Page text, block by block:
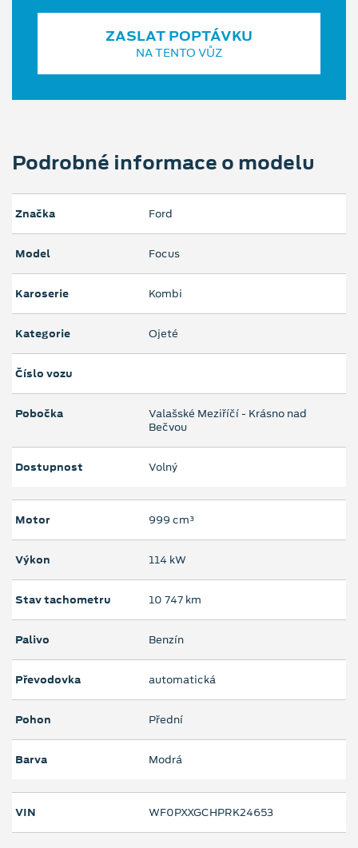
ZASLAT POPTÁVKU
NA TENTO VŮZ
Podrobné informace o modelu
Značka Ford
Model Focus
Karoserie Kombi
Kategorie Ojeté
Číslo vozu
Pobočka
Valašské Meziříčí - Krásno nad
Bečvou
Dostupnost Volný
Motor 999 cm³
Výkon 114 kW
Stav tachometru 10 747 km
Palivo Benzín
Převodovka automatická
Pohon Přední
Barva Modrá
VIN WF0PXXGCHPRK24653